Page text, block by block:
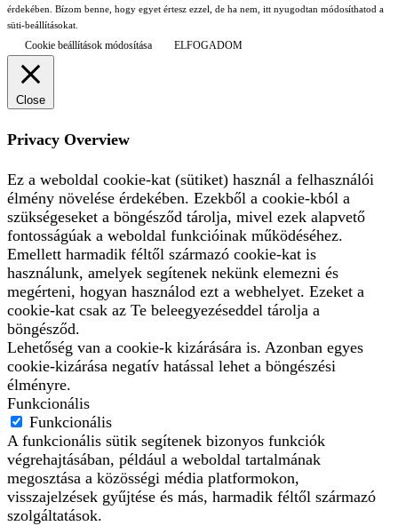
érdekében. Bízom benne, hogy egyet értesz ezzel, de ha nem, itt nyugodtan módosíthatod a
süti-beállításokat.
Cookie beállítások módosítása ELFOGADOM
Close
Privacy Overview
Ez a weboldal cookie-kat (sütiket) használ a felhasználói
élmény növelése érdekében. Ezekből a cookie-kból a
szükségeseket a böngésződ tárolja, mivel ezek alapvető
fontosságúak a weboldal funkcióinak működéséhez.
Emellett harmadik féltől származó cookie-kat is
használunk, amelyek segítenek nekünk elemezni és
megérteni, hogyan használod ezt a webhelyet. Ezeket a
cookie-kat csak az Te beleegyezéseddel tárolja a
böngésződ.
Lehetőség van a cookie-k kizárására is. Azonban egyes
cookie-kizárása negatív hatással lehet a böngészési
élményre.
Funkcionális
Funkcionális
A funkcionális sütik segítenek bizonyos funkciók
végrehajtásában, például a weboldal tartalmának
megosztása a közösségi média platformokon,
visszajelzések gyűjtése és más, harmadik féltől származó
szolgáltatások.